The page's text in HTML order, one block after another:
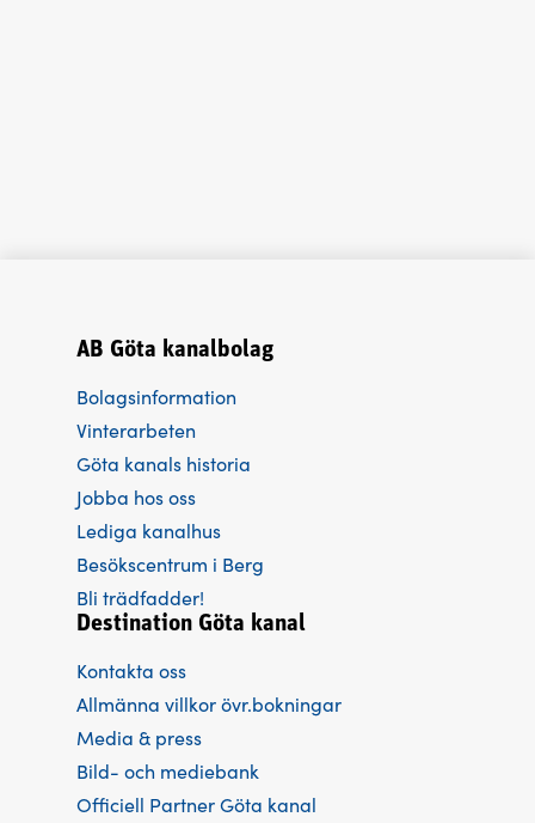
AB Göta kanalbolag
Bolagsinformation
Vinterarbeten
Göta kanals historia
Jobba hos oss
Lediga kanalhus
Besökscentrum i Berg
Bli trädfadder!
Destination Göta kanal
Kontakta oss
Allmänna villkor övr.bokningar
Media & press
Bild- och mediebank
Officiell Partner Göta kanal